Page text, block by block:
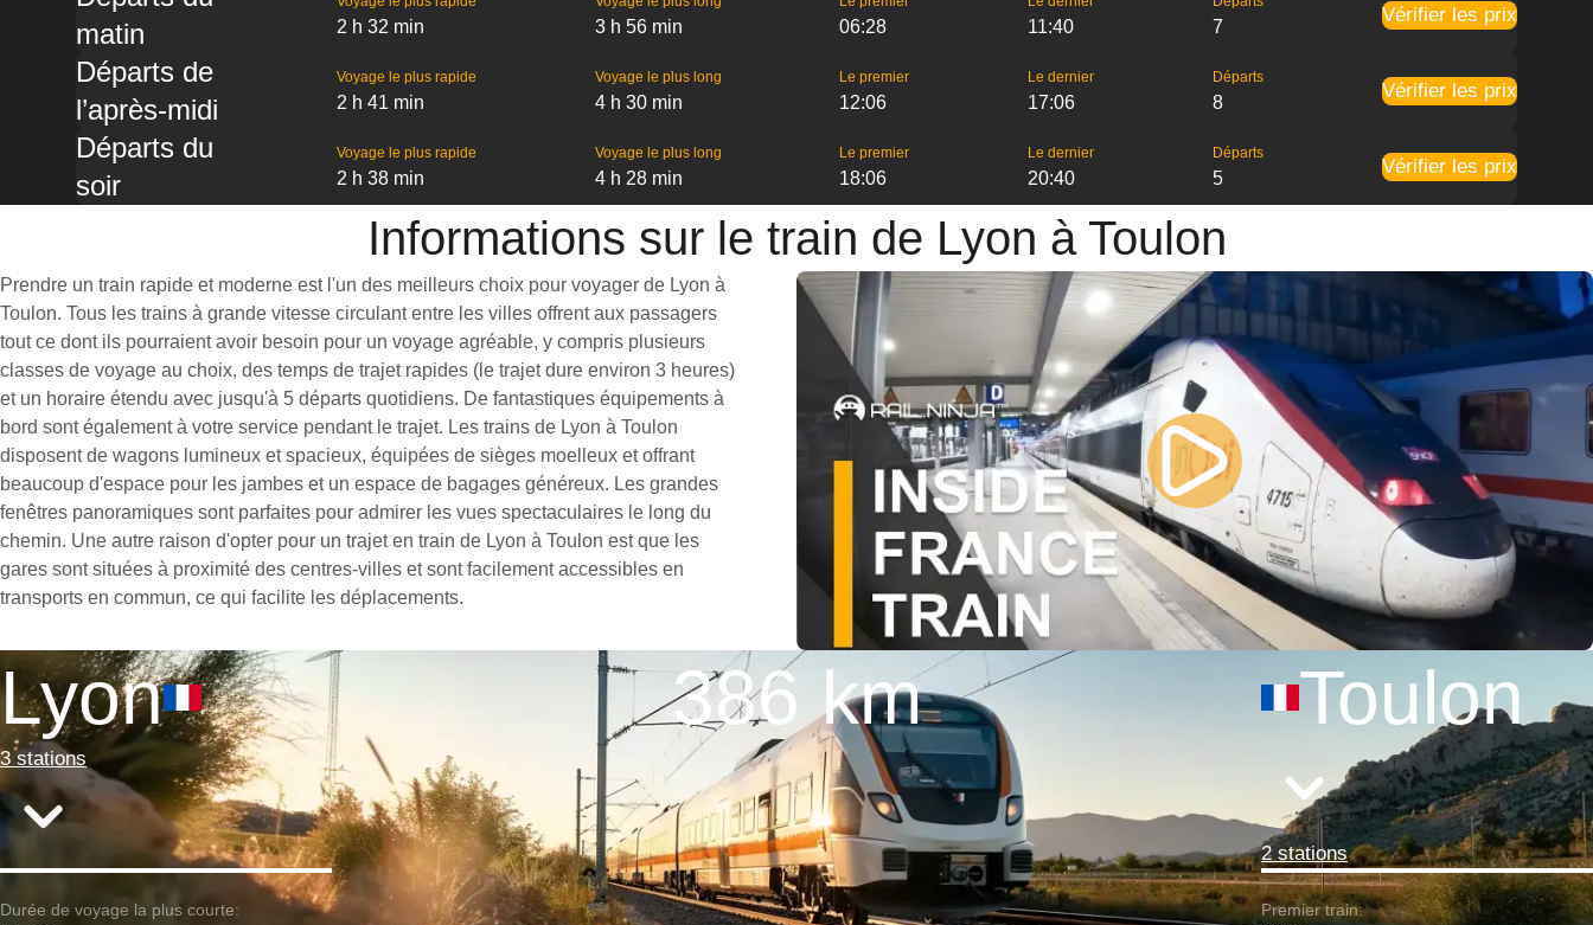
matin
2 h 32 min 3 h 56 min 06:28 11:40 7
Vérifier les prix
Départs de
l’après-midi
Voyage le plus rapide
2 h 41 min
Voyage le plus long
4 h 30 min
Le premier
12:06
Le dernier
17:06
Départs
8
Vérifier les prix
Départs du
soir
Voyage le plus rapide
2 h 38 min
Voyage le plus long
4 h 28 min
Le premier
18:06
Le dernier
20:40
Départs
5
Vérifier les prix
Informations sur le train de Lyon à Toulon
Prendre un train rapide et moderne est l'un des meilleurs choix pour voyager de Lyon à
Toulon. Tous les trains à grande vitesse circulant entre les villes offrent aux passagers
tout ce dont ils pourraient avoir besoin pour un voyage agréable, y compris plusieurs
classes de voyage au choix, des temps de trajet rapides (le trajet dure environ 3 heures)
et un horaire étendu avec jusqu'à 5 départs quotidiens. De fantastiques équipements à
bord sont également à votre service pendant le trajet. Les trains de Lyon à Toulon
disposent de wagons lumineux et spacieux, équipées de sièges moelleux et offrant
beaucoup d'espace pour les jambes et un espace de bagages généreux. Les grandes
fenêtres panoramiques sont parfaites pour admirer les vues spectaculaires le long du
chemin. Une autre raison d'opter pour un trajet en train de Lyon à Toulon est que les
gares sont situées à proximité des centres-villes et sont facilement accessibles en
transports en commun, ce qui facilite les déplacements.
Lyon
3 stations
386 km Toulon
2 stations
Durée de voyage la plus courte: Premier train: